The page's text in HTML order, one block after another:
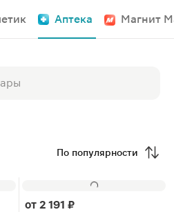
Аптека Магнит
По популярности
от 2 191 ₽